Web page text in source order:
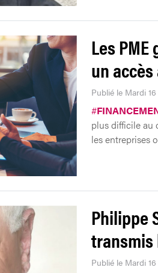
Les
un
Publié le Mardi
#
plus difficile au
les entreprises
Philippe
transmis
Publié le Mardi